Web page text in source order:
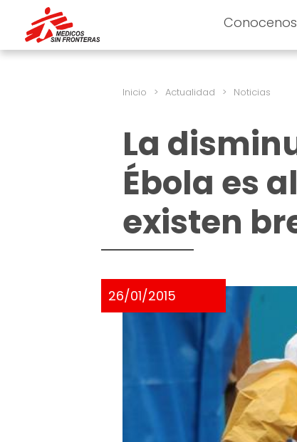
Conocenos
Inicio > Actualidad > Noticias
La
Ébola es
existen
26/01/2015